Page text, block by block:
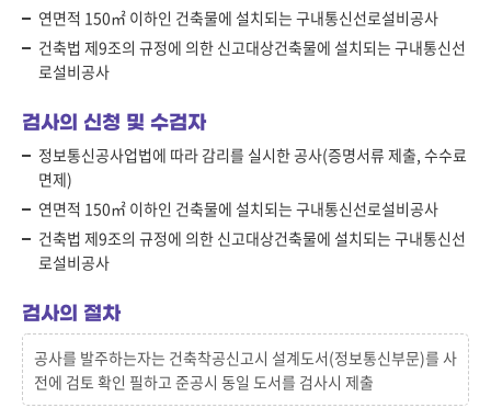
연면적 150㎡ 이하인 건축물에 설치되는 구내통신선로설비공사
건축법 제9조의 규정에 의한 신고대상건축물에 설치되는 구내통신선
로설비공사
검사의 신청 및 수검자
정보통신공사업법에 따라 감리를 실시한 공사(증명서류 제출, 수수료
면제)
연면적 150㎡ 이하인 건축물에 설치되는 구내통신선로설비공사
건축법 제9조의 규정에 의한 신고대상건축물에 설치되는 구내통신선
로설비공사
검사의 절차
공사를 발주하는자는 건축착공신고시 설계도서(정보통신부문)를 사
전에 검토 확인 필하고 준공시 동일 도서를 검사시 제출